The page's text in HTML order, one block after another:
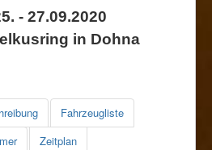
- 27.09.2020
in Dohna
Fahrzeugliste
Zeitplan